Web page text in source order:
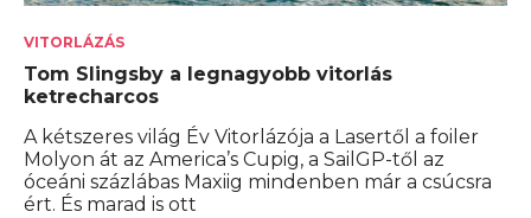
VITORLÁZÁS
Tom Slingsby a legnagyobb vitorlás
ketrecharcos
A kétszeres világ Év Vitorlázója a Lasertől a foiler
Molyon át az America’s Cupig, a SailGP-től az
óceáni százlábas Maxiig mindenben már a csúcsra
ért. És marad is ott